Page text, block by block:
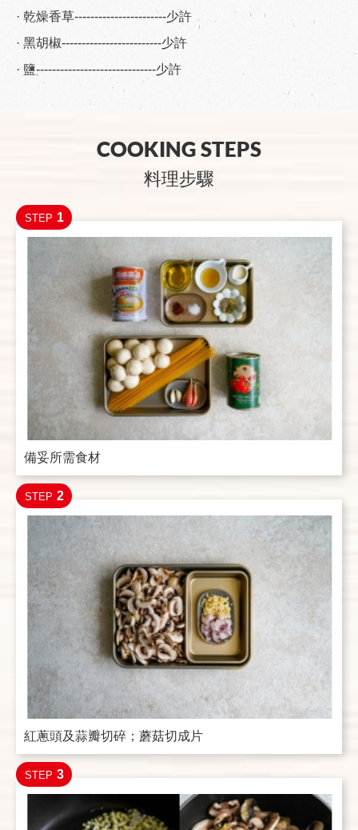
· 乾燥香草-----------------------少許
· 黑胡椒-------------------------少許
· 鹽------------------------------少許
COOKING STEPS
料理步驟
STEP 1
備妥所需食材
STEP 2
紅蔥頭及蒜瓣切碎；蘑菇切成片
STEP 3